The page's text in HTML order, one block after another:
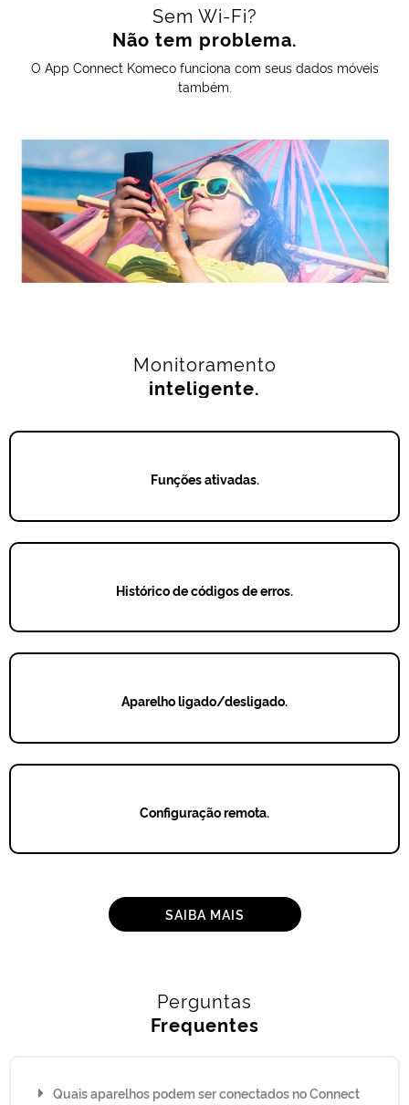
Sem Wi-Fi?
Não tem problema.
O App Connect Komeco funciona com seus dados móveis
também.
Monitoramento
inteligente.
Funções ativadas.
Histórico de códigos de erros.
Aparelho ligado/desligado.
Configuração remota.
SAIBA MAIS
Perguntas
Frequentes
Quais aparelhos podem ser conectados no Connect